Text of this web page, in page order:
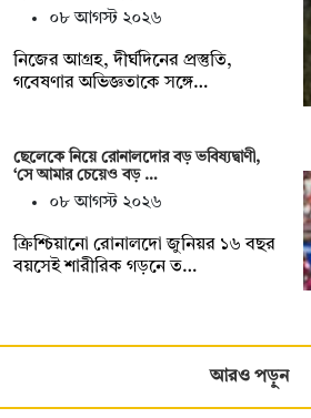
০৮ আগস্ট ২০২৬
নিজের আগ্রহ, দীর্ঘদিনের প্রস্তুতি,
গবেষণার অভিজ্ঞতাকে সঙ্গে…
ছেলেকে নিয়ে রোনালদোর বড় ভবিষ্যদ্বাণী,
‘সে আমার চেয়েও বড় …
০৮ আগস্ট ২০২৬
ক্রিশ্চিয়ানো রোনালদো জুনিয়র ১৬ বছর
বয়সেই শারীরিক গড়নে ত…
আরও পড়ুন